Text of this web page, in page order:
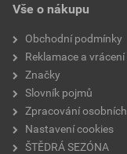
Vše o nákupu
Obchodní podmínky
Reklamace a
Značky
Slovník pojmů
Zpracování
Nastavení cookies
ŠTĚDRÁ SEZÓNA